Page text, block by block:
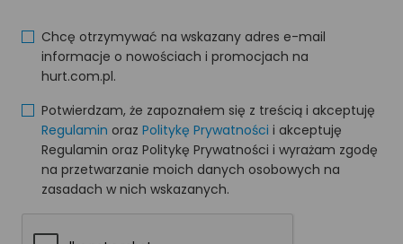
Chcę otrzymywać na wskazany adres e-mail
informacje o nowościach i promocjach na
hurt.com.pl.
Potwierdzam, że zapoznałem się z treścią i akceptuję
Regulamin oraz Politykę Prywatności i akceptuję
Regulamin oraz Politykę Prywatności i wyrażam zgodę
na przetwarzanie moich danych osobowych na
zasadach w nich wskazanych.